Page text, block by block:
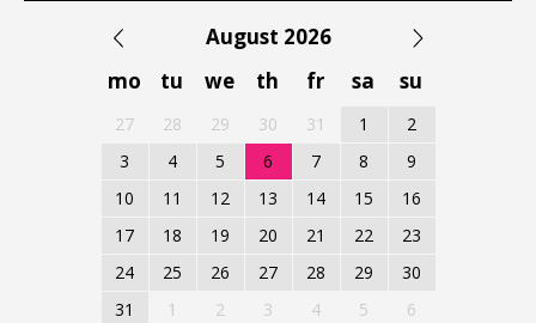
August 2026
mo
tu we th fr sa su
27 28 29 30 31 1
2
3
4 5 6 7 8
9
10
11 12 13 14 15
16
17
18 19 20 21 22
23
24
25 26 27 28 29
30
31
1 2 3 4 5 6